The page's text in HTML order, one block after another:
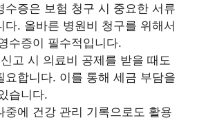
수증은 보험 청구 시 중요한 서류
다. 올바른 병원비 청구를 위해서
수증이 필수적입니다.
고 시 의료비 공제를 받을 때도
요합니다. 이를 통해 세금 부담을
습니다.
중에 건강 관리 기록으로도 활용